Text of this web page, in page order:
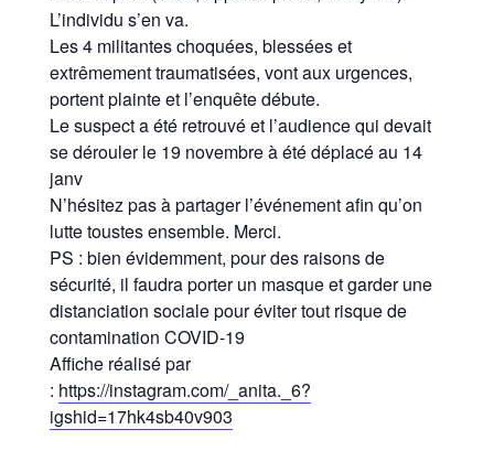
L’individu s’en va.
Les 4 militantes choquées, blessées et
extrêmement traumatisées, vont aux urgences,
portent plainte et l’enquête débute.
Le suspect a été retrouvé et l’audience qui devait
se dérouler le 19 novembre à été déplacé au 14
janv
N’hésitez pas à partager l’événement afin qu’on
lutte toustes ensemble. Merci.
PS : bien évidemment, pour des raisons de
sécurité, il faudra porter un masque et garder une
distanciation sociale pour éviter tout risque de
contamination COVID-19
Affiche réalisé par
: https://instagram.com/_anita._6?
igshid=17hk4sb40v903